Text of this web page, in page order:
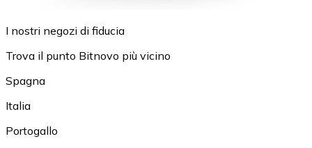
I nostri negozi di fiducia
Trova il punto Bitnovo più vicino
Spagna
Italia
Portogallo